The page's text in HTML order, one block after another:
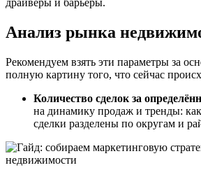
драйверы и барьеры.
Анализ рынка
Рекомендуем взять эти параметры за
полную картину того, что сейчас
Количество сделок за
на динамику продаж и тренды:
сделки разделены по округам и